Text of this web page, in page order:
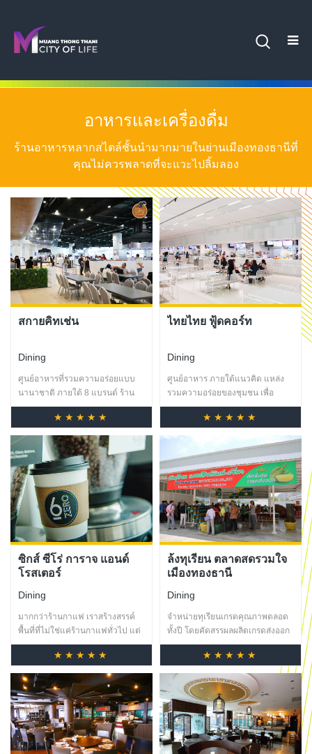
อาหารและเครื่องดื่ม
ร้านอาหารหลากสไตล์ชั้นนำมากมายในย่านเมืองทองธานีที่
คุณไม่ควรพลาดที่จะแวะไปลิ้มลอง
สกายคิทเช่น
Dining
ศูนย์อาหารที่รวมความอร่อยแบบ
นานาชาติ ภายใต้ 8 แบรนด์ ร้าน
อาหารชั้นนำในเครืออิมแพ็ค
เมืองทองธานี★★★★★
ไทยไทย ฟู้ดคอร์ท
Dining
ศูนย์อาหาร ภายใต้แนวคิด แหล่ง
รวมความอร่อยของชุมชน เพื่อ
ชุมชน ด้วยการรวบรวมร้านเด็ด
ร้านดัง ในพื้นที่เมืองทองธานีมาไว้ที่
เดียว
★★★★★
ซิกส์ ซีโร่ การาจ แอนด์
โรสเตอร์
Dining
มากกว่าร้านกาแฟ เราสร้างสรรค์
พื้นที่ที่ไม่ใช่แค่ร้านกาแฟทั่วไป แต่
เป็นจุดนัดพบของคนรักรถและคนรัก
★★★★★
ล้งทุเรียน ตลาดสดรวมใจ
เมืองทองธานี
Dining
จำหน่ายทุเรียนเกรดคุณภาพตลอด
ทั้งปี โดยคัดสรรผลผลิตเกรดส่งออก
หลากหลายสายพันธุ์
★★★★★